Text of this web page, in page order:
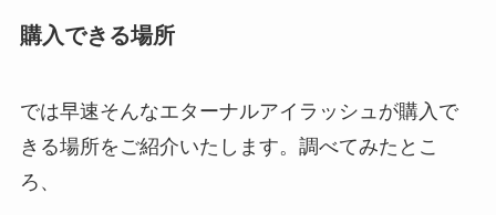
購入できる場所
では早速そんなエターナルアイラッシュが購入で
きる場所をご紹介いたします。調べてみたとこ
ろ、